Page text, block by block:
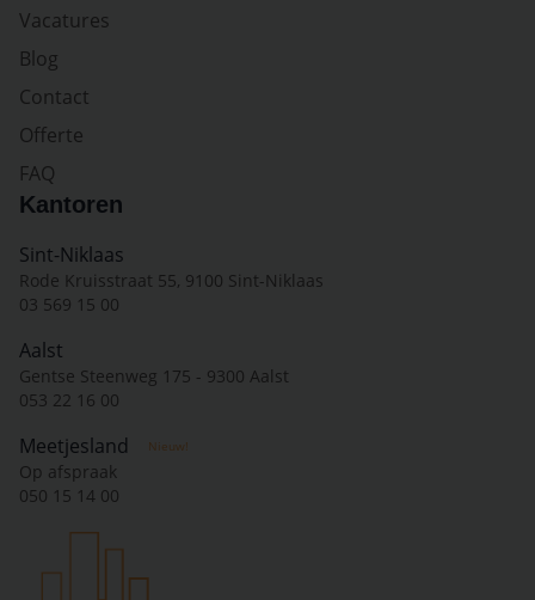
Vacatures
Blog
Contact
Offerte
FAQ
Kantoren
Sint-Niklaas
Rode Kruisstraat 55, 9100 Sint-Niklaas
03 569 15 00
Aalst
Gentse Steenweg 175 - 9300 Aalst
053 22 16 00
Meetjesland Nieuw!
Op afspraak
050 15 14 00